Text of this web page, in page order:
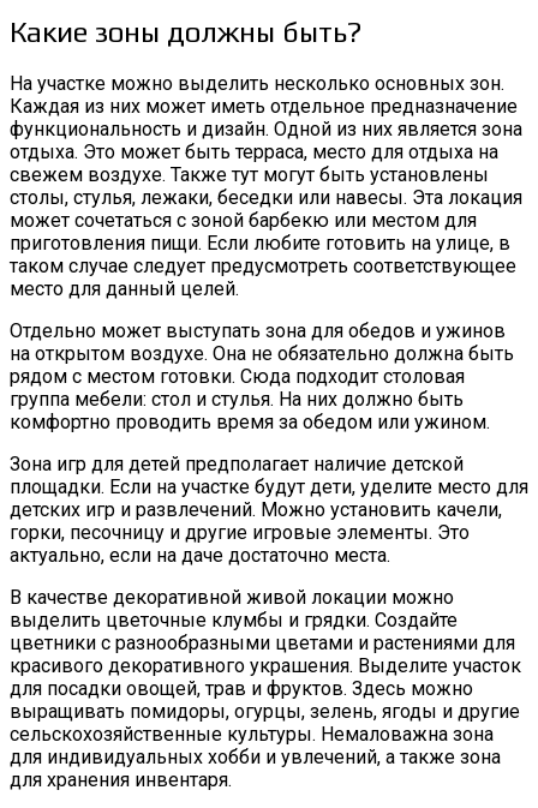
Какие зоны должны быть?
На участке можно выделить несколько основных зон.
Каждая из них может иметь отдельное предназначение
функциональность и дизайн. Одной из них является зона
отдыха. Это может быть терраса, место для отдыха на
свежем воздухе. Также тут могут быть установлены
столы, стулья, лежаки, беседки или навесы. Эта локация
может сочетаться с зоной барбекю или местом для
приготовления пищи. Если любите готовить на улице, в
таком случае следует предусмотреть соответствующее
место для данный целей.
Отдельно может выступать зона для обедов и ужинов
на открытом воздухе. Она не обязательно должна быть
рядом с местом готовки. Сюда подходит столовая
группа мебели: стол и стулья. На них должно быть
комфортно проводить время за обедом или ужином.
Зона игр для детей предполагает наличие детской
площадки. Если на участке будут дети, уделите место для
детских игр и развлечений. Можно установить качели,
горки, песочницу и другие игровые элементы. Это
актуально, если на даче достаточно места.
В качестве декоративной живой локации можно
выделить цветочные клумбы и грядки. Создайте
цветники с разнообразными цветами и растениями для
красивого декоративного украшения. Выделите участок
для посадки овощей, трав и фруктов. Здесь можно
выращивать помидоры, огурцы, зелень, ягоды и другие
сельскохозяйственные культуры. Немаловажна зона
для индивидуальных хобби и увлечений, а также зона
для хранения инвентаря.